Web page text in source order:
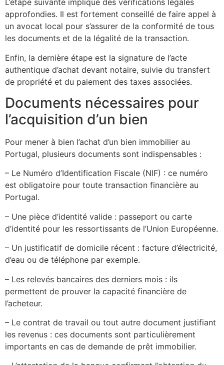
L’étape suivante implique des vérifications légales
approfondies. Il est fortement conseillé de faire appel à
un avocat local pour s’assurer de la conformité de tous
les documents et de la légalité de la transaction.
Enfin, la dernière étape est la signature de l’acte
authentique d’achat devant notaire, suivie du transfert
de propriété et du paiement des taxes associées.
Documents nécessaires pour
l’acquisition d’un bien
Pour mener à bien l’achat d’un bien immobilier au
Portugal, plusieurs documents sont indispensables :
– Le Numéro d’Identification Fiscale (NIF) : ce numéro
est obligatoire pour toute transaction financière au
Portugal.
– Une pièce d’identité valide : passeport ou carte
d’identité pour les ressortissants de l’Union Européenne.
– Un justificatif de domicile récent : facture d’électricité,
d’eau ou de téléphone par exemple.
– Les relevés bancaires des derniers mois : ils
permettent de prouver la capacité financière de
l’acheteur.
– Le contrat de travail ou tout autre document justifiant
les revenus : ces documents sont particulièrement
importants en cas de demande de prêt immobilier.